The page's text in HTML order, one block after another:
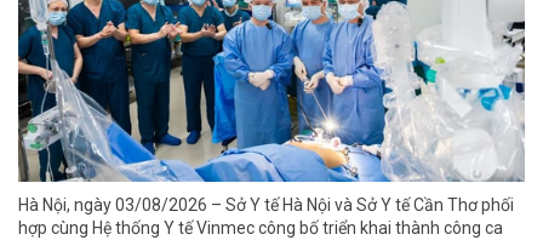
Hà Nội, ngày 03/08/2026 – Sở Y tế Hà Nội và Sở Y tế Cần Thơ phối
hợp cùng Hệ thống Y tế Vinmec công bố triển khai thành công ca